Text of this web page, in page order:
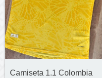
Camiseta 1.1 Colombia